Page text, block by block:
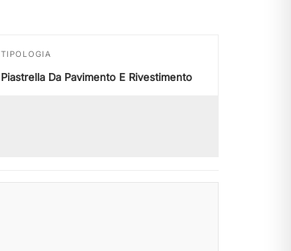
TIPOLOGIA
Piastrella Da Pavimento E Rivestimento